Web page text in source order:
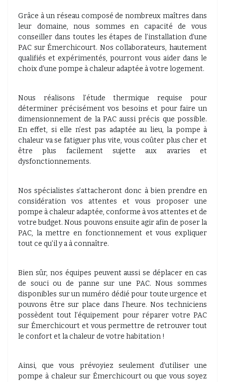
Grâce à un réseau composé de nombreux maîtres dans
leur domaine, nous sommes en capacité de vous
conseiller dans toutes les étapes de l’installation d’une
PAC sur Émerchicourt. Nos collaborateurs, hautement
qualifiés et expérimentés, pourront vous aider dans le
choix d’une pompe à chaleur adaptée à votre logement.
Nous réalisons l’étude thermique requise pour
déterminer précisément vos besoins et pour faire un
dimensionnement de la PAC aussi précis que possible.
En effet, si elle n’est pas adaptée au lieu, la pompe à
chaleur va se fatiguer plus vite, vous coûter plus cher et
être plus facilement sujette aux avaries et
dysfonctionnements.
Nos spécialistes s’attacheront donc à bien prendre en
considération vos attentes et vous proposer une
pompe à chaleur adaptée, conforme à vos attentes et de
votre budget. Nous pouvons ensuite agir afin de poser la
PAC, la mettre en fonctionnement et vous expliquer
tout ce qu’il y a à connaître.
Bien sûr, nos équipes peuvent aussi se déplacer en cas
de souci ou de panne sur une PAC. Nous sommes
disponibles sur un numéro dédié pour toute urgence et
pouvons être sur place dans l’heure. Nos techniciens
possèdent tout l’équipement pour réparer votre PAC
sur Émerchicourt et vous permettre de retrouver tout
le confort et la chaleur de votre habitation !
Ainsi, que vous prévoyiez seulement d’utiliser une
pompe à chaleur sur Émerchicourt ou que vous soyez